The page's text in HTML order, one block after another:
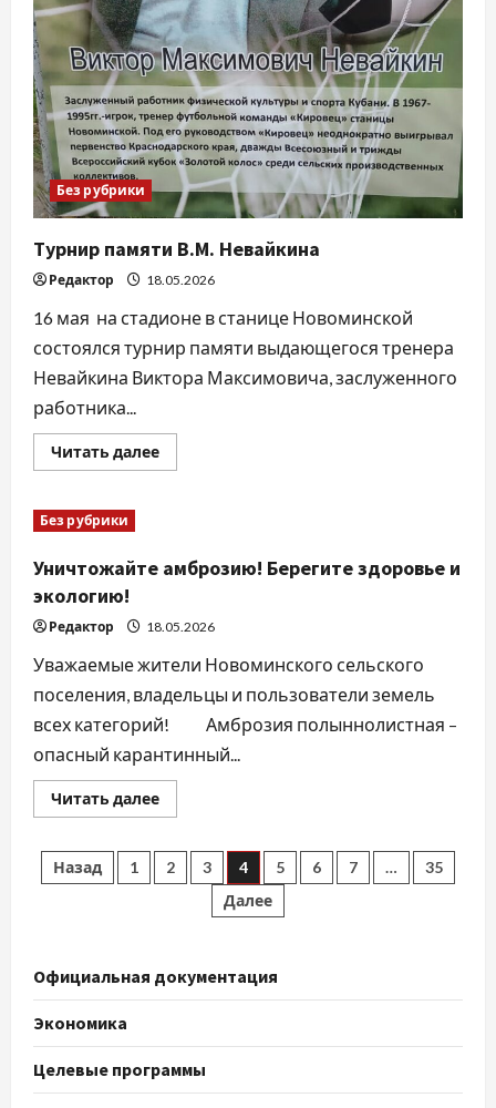
Без рубрики
Турнир памяти В.М. Невайкина
Редактор 18.05.2026
16 мая на стадионе в станице Новоминской
состоялся турнир памяти выдающегося тренера
Невайкина Виктора Максимовича, заслуженного
работника...
Читать далееПрочитать
больше
Без рубрики
Уничтожайте амброзию! Берегите здоровье и
экологию!
Редактор 18.05.2026
Уважаемые жители Новоминского сельского
поселения, владельцы и пользователи земель
всех категорий! Амброзия полыннолистная –
опасный карантинный...
Читать далееПрочитать
больше
амброзию!
Берегите
здоровье
экологию!
Пагинация
Назад 1 2 3 4 5 6 7 …
35
Далее
Официальная документация
Экономика
Целевые программы